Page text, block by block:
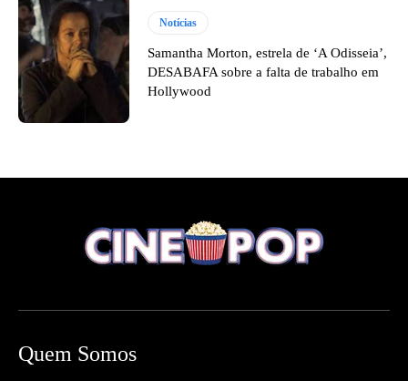
Notícias
Samantha Morton, estrela de ‘A Odisseia’,
DESABAFA sobre a falta de trabalho em
Hollywood
Quem Somos